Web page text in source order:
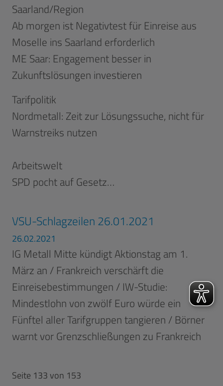
Saarland/Region
Ab morgen ist Negativtest für Einreise aus
Moselle ins Saarland erforderlich
ME Saar: Engagement besser in
Zukunftslösungen investieren
Tarifpolitik
Nordmetall: Zeit zur Lösungssuche, nicht für
Warnstreiks nutzen
Arbeitswelt
SPD pocht auf Gesetz…
VSU-Schlagzeilen 26.01.2021
26.02.2021
IG Metall Mitte kündigt Aktionstag am 1.
März an / Frankreich verschärft die
Einreisebestimmungen / IW-Studie:
Mindestlohn von zwölf Euro würde ein
Fünftel aller Tarifgruppen tangieren / Börner
warnt vor Grenzschließungen zu Frankreich
Seite 133 von 153